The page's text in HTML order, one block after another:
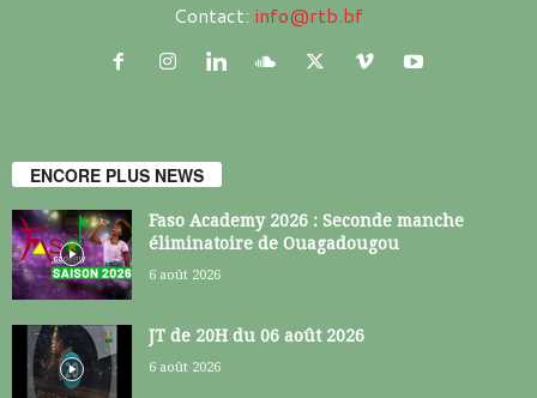
Contact: info@rtb.bf
ENCORE PLUS NEWS
Faso Academy 2026 : Seconde manche
éliminatoire de Ouagadougou
6 août 2026
JT de 20H du 06 août 2026
6 août 2026